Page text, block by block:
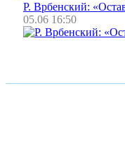
Р. Врбенский:
05.06 16:50